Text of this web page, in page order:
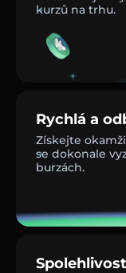
kurzů na trhu.
Rychlá a
Získejte
se dokonale
burzách.